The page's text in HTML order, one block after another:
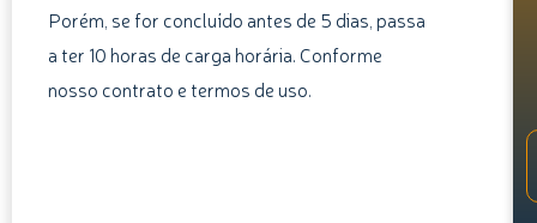
Porém, se for concluído antes de 5 dias, passa
a ter 10 horas de carga horária. Conforme
nosso contrato e termos de uso.